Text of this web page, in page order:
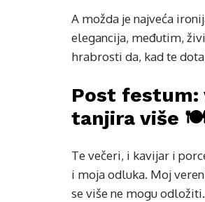
A možda je najveća
elegancija, međutim,
hrabrosti da, kad te
Post festum:
tanjira više
Te večeri, i kavijar i
i moja odluka. Moj
se više ne mogu